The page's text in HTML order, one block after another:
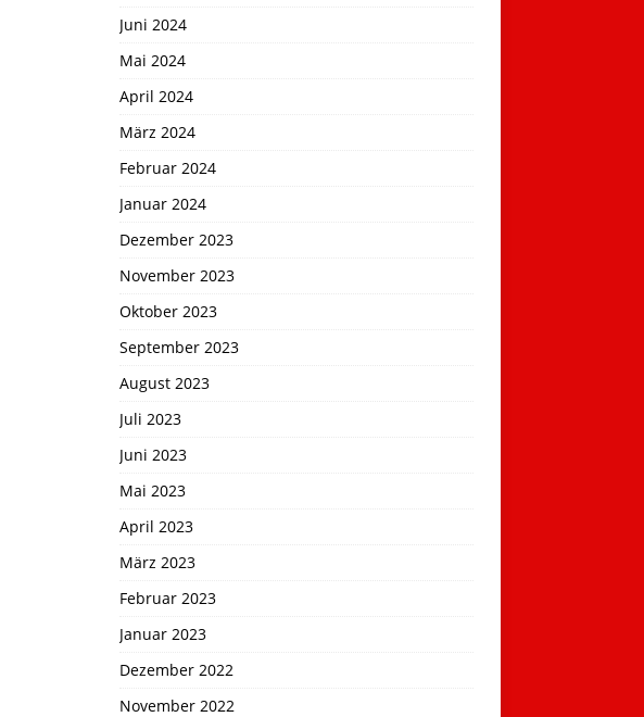
Juni 2024
Mai 2024
April 2024
März 2024
Februar 2024
Januar 2024
Dezember 2023
November 2023
Oktober 2023
September 2023
August 2023
Juli 2023
Juni 2023
Mai 2023
April 2023
März 2023
Februar 2023
Januar 2023
Dezember 2022
November 2022